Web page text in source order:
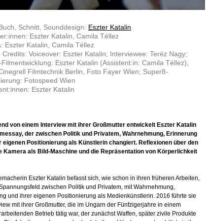
Schnitt, Sounddesign: Eszter Katalin
Eszter Katalin, Camila Téllez
Eszter Katalin, Camila Téllez
Credits: Voiceover: Eszter Katalin; Interviewee: Teréz Nagy;
Eszter Katalin (Assistent:in: Camila Téllez),
Filmtechnik Berlin, Foto Fayer Wien; Super8-
Fotospeed Wien
Eszter Katalin
von einem Interview mit ihrer Großmutter entwickelt Eszter Katalin
der zwischen Politik und Privatem, Wahrnehmung, Erinnerung
eigenen Positionierung als Künstlerin changiert. Reflexionen über den
Kamera als Bild-Maschine und die Repräsentation von Körperlichkeit
Eszter Katalin befasst sich, wie schon in ihren früheren Arbeiten,
zwischen Politik und Privatem, mit Wahrnehmung,
und ihrer eigenen Positionierung als Medienkünstlerin. 2016 führte sie
mit ihrer Großmutter, die im Ungarn der Fünfzigerjahre in einem
Betrieb tätig war, der zunächst Waffen, später zivile Produkte